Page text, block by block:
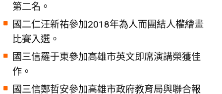
第二名。
國二仁汪新祐參加2018年為人而團結人權繪畫
比賽入選。
國三信羅于東參加高雄市英文即席演講榮獲佳
作。
國三信鄭哲安參加高雄市政府教育局與聯合報